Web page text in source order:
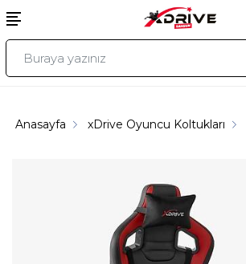
Anasayfa xDrive Oyuncu Koltukları